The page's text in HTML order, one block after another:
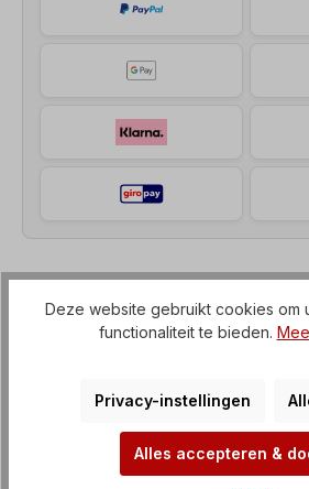
Beschrijving
Haakse motorreductor
Hz, 3 x 265/460 V-60 Hz (± 5%…
Kenmerken
Downloaden
Deze website gebruikt cookies om
functionaliteit te bieden.
Privacy-instellingen
Alles accepteren &